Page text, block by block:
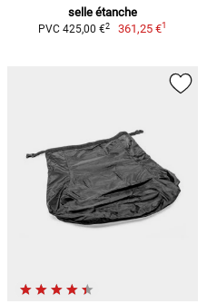
selle étanche
PVC 425,00 €2 361,25 €1